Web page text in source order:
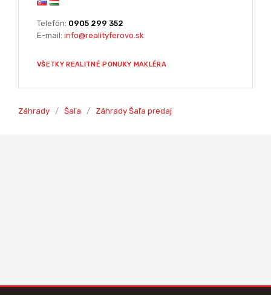
Telefón: 0905 299 352
E-mail: info@realityferovo.sk
VŠETKY REALITNÉ PONUKY MAKLÉRA
Záhrady / Šaľa / Záhrady Šaľa predaj